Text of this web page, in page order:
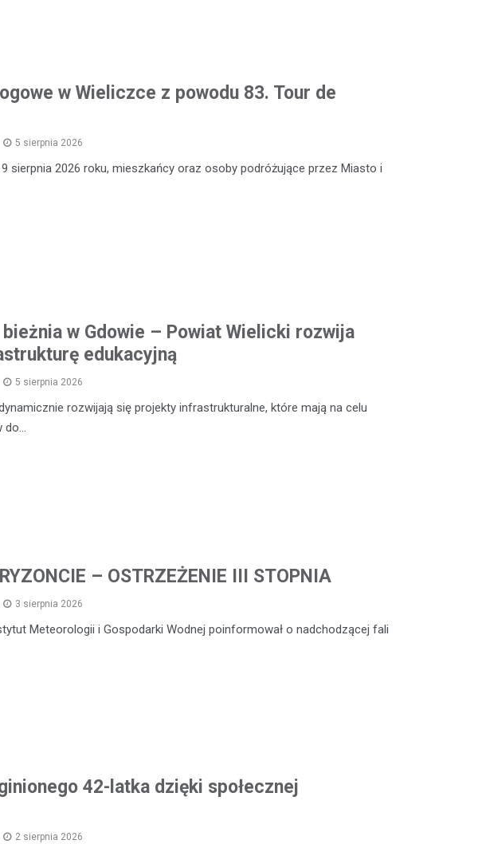
w Wieliczce z powodu 83. Tour de
5 sierpnia 2026
sierpnia 2026 roku, mieszkańcy oraz osoby podróżujące przez Miasto i
w Gdowie – Powiat Wielicki rozwija
edukacyjną
5 sierpnia 2026
rozwijają się projekty infrastrukturalne, które mają na celu
do…
– OSTRZEŻENIE III STOPNIA
3 sierpnia 2026
Meteorologii i Gospodarki Wodnej poinformował o nadchodzącej fali
42-latka dzięki społecznej
2 sierpnia 2026